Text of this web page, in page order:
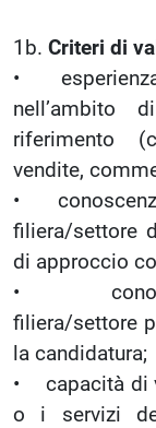
1b. Criteri di
• esperienza
riferimento
vendite,
•
filiera/settore
di approccio
•
filiera/settore
la candidatura;
• capacità di
o i servizi